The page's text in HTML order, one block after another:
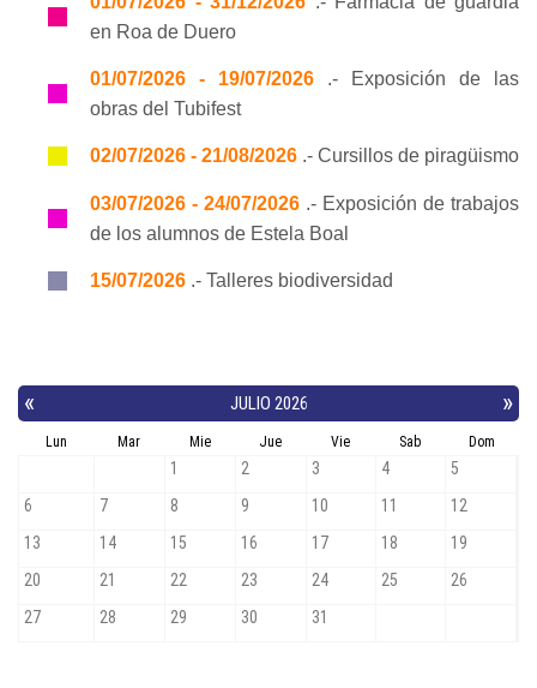
en Roa de Duero
01/07/2026 - 19/07/2026 .- Exposición de las
obras del Tubifest
02/07/2026 - 21/08/2026 .- Cursillos de piragüismo
03/07/2026 - 24/07/2026 .- Exposición de trabajos
de los alumnos de Estela Boal
15/07/2026 .- Talleres biodiversidad